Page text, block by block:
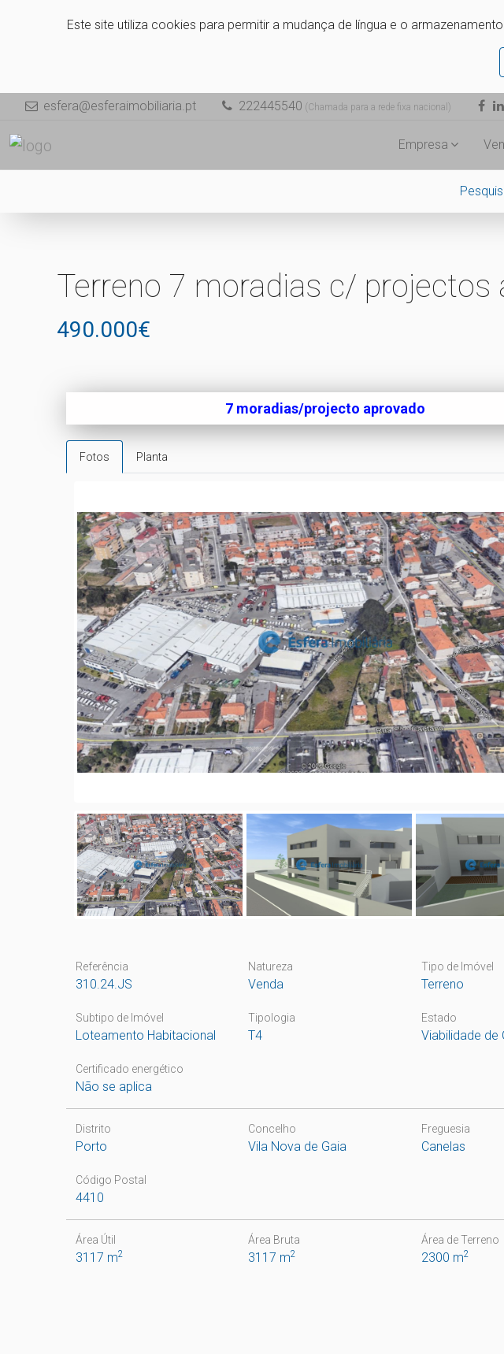
Este site utiliza cookies para permitir a mudança de língua e o
esfera@esferaimobiliaria.pt 222445540 (Chamada para a rede fixa nacional)
Empresa
Terreno 7 moradias c/ projectos
490.000€
7 moradias/projecto aprovado
Fotos Planta
Referência
310.24.JS
Natureza
Venda
Tipo de Imóvel
Terreno
Subtipo de Imóvel
Loteamento Habitacional
Tipologia
T4
Estado
Viabilidade de
Certificado energético
Não se aplica
Distrito
Porto
Concelho
Vila Nova de Gaia
Freguesia
Canelas
Código Postal
4410
Área Útil
3117 m2
Área Bruta
3117 m2
Área de Terreno
2300 m2